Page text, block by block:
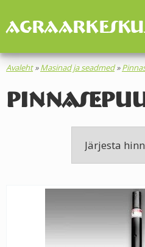
Avaleht»Masinad ja seadmed»